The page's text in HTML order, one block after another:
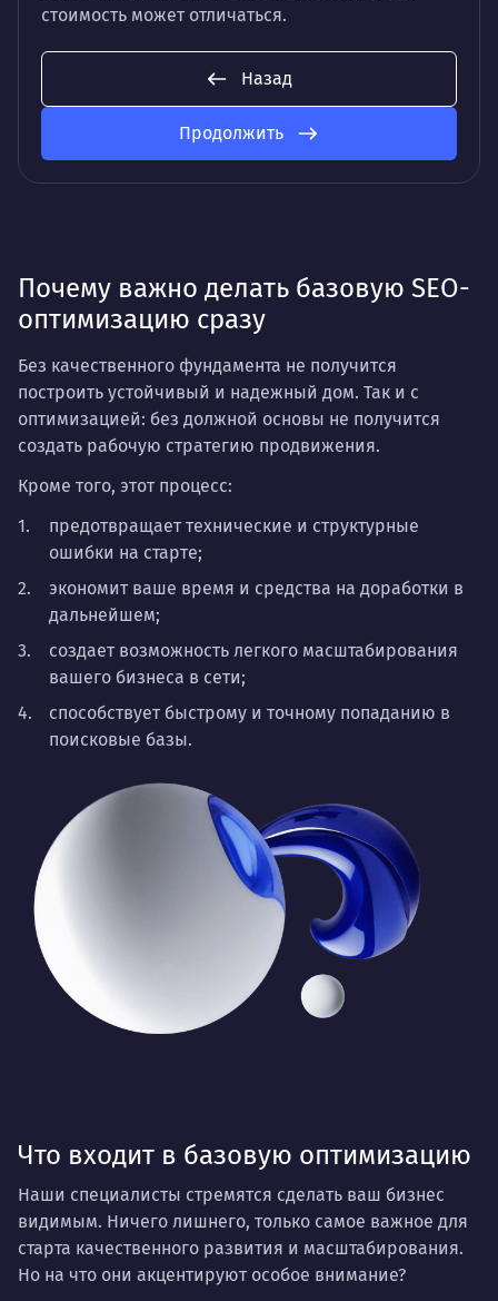
стоимость может отличаться.
Назад
Продолжить
Почему важно делать базовую SEO-
оптимизацию сразу
Без качественного фундамента не получится
построить устойчивый и надежный дом. Так и с
оптимизацией: без должной основы не получится
создать рабочую стратегию продвижения.
Кроме того, этот процесс:
предотвращает технические и структурные
ошибки на старте;
экономит ваше время и средства на доработки в
дальнейшем;
создает возможность легкого масштабирования
вашего бизнеса в сети;
способствует быстрому и точному попаданию в
поисковые базы.
Что входит в базовую оптимизацию
Наши специалисты стремятся сделать ваш бизнес
видимым. Ничего лишнего, только самое важное для
старта качественного развития и масштабирования.
Но на что они акцентируют особое внимание?